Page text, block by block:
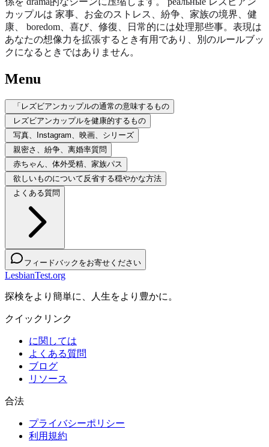
カップルは 家事、お金のストレス、紛争、家族の境界、健
康、 boredom、喜び、修復、日常的には处理那些事。表現は
あなたの想像力を拡張するとき有用であり、別のルールブッ
クになるときではありません。
Menu
「レズビアンカップルの通常の意味するもの
レズビアンカップルを健康的するもの
写真、Instagram、映画、シリーズ
親密さ、紛争、离婚率質問
赤ちゃん、体外受精、家族パス
欲しいものについて反省する穏やかな方法
よくある質問
フィードバックをお寄せください
LesbianTest.org
探検をより簡単に、人生をより豊かに。
クイックリンク
に関しては
よくある質問
ブログ
リソース
合法
プライバシーポリシー
利用規約